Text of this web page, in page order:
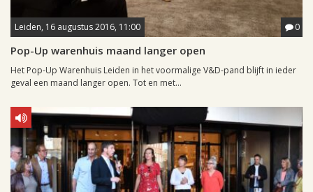
Leiden, 16 augustus 2016, 11:00 0
Pop-Up warenhuis maand langer open
Het Pop-Up Warenhuis Leiden in het voormalige V&D-pand blijft in ieder
geval een maand langer open. Tot en met...